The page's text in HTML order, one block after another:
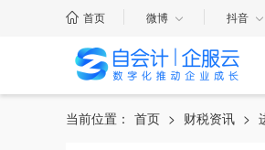
首页 微博 抖音
当前位置： 首页 > 财税资讯 >